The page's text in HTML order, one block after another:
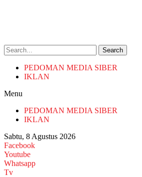
Search
PEDOMAN MEDIA SIBER
IKLAN
Menu
PEDOMAN MEDIA SIBER
IKLAN
Sabtu, 8 Agustus 2026
Facebook
Youtube
Whatsapp
Tv